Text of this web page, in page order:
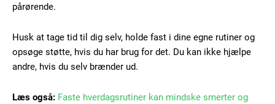
pårørende.
Husk at tage tid til dig selv, holde fast i dine egne rutiner og
opsøge støtte, hvis du har brug for det. Du kan ikke hjælpe
andre, hvis du selv brænder ud.
Læs også: Faste hverdagsrutiner kan mindske smerter og